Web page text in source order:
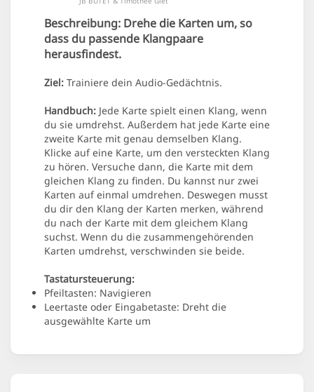
Beschreibung: Drehe die Karten um, so
dass du passende Klangpaare
herausfindest.
Ziel: Trainiere dein Audio-Gedächtnis.
Handbuch: Jede Karte spielt einen Klang, wenn
du sie umdrehst. Außerdem hat jede Karte eine
zweite Karte mit genau demselben Klang.
Klicke auf eine Karte, um den versteckten Klang
zu hören. Versuche dann, die Karte mit dem
gleichen Klang zu finden. Du kannst nur zwei
Karten auf einmal umdrehen. Deswegen musst
du dir den Klang der Karten merken, während
du nach der Karte mit dem gleichem Klang
suchst. Wenn du die zusammengehörenden
Karten umdrehst, verschwinden sie beide.
Tastatursteuerung:
Pfeiltasten: Navigieren
Leertaste oder Eingabetaste: Dreht die
ausgewählte Karte um